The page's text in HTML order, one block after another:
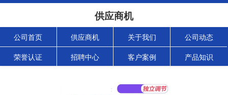
供应商机
公司首页 供应商机 关于我们 公司动态
荣誉认证 招聘中心 客户案例 产品知识